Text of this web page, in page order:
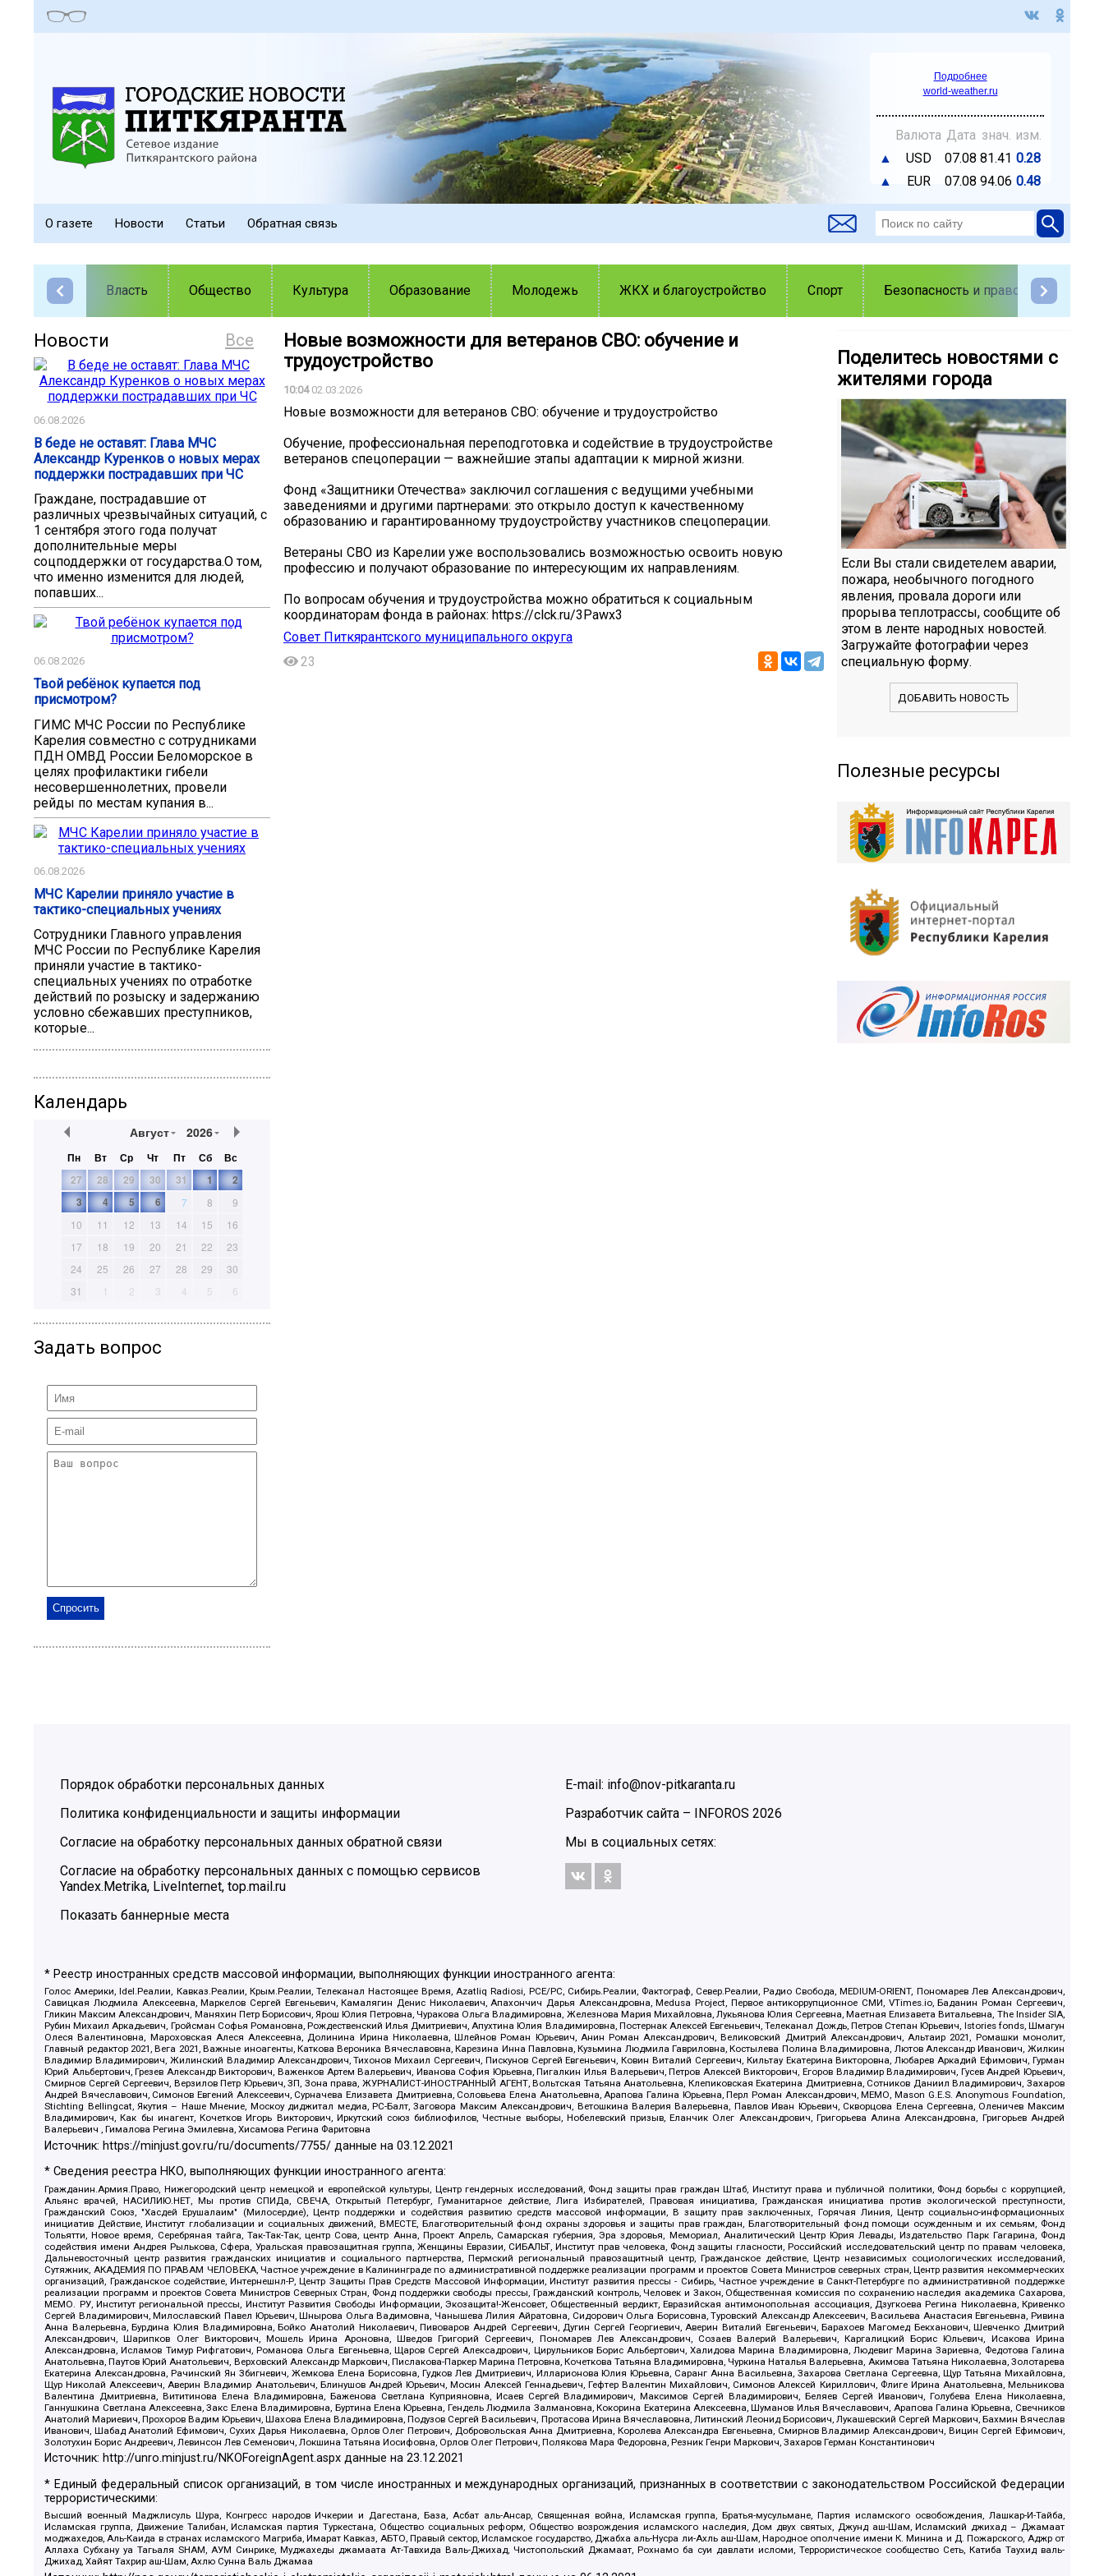
Подробнее
world-weather.ru
Валюта Дата знач. изм.
▲
USD 07.08 81.41 0.28
▲
EUR 07.08 94.06 0.48
О газете Новости Статьи Обратная связь
Власть Общество Культура Образование Молодежь ЖКХ и благоустройство Спорт Безопасность и правопорядок
Все
Новости
06.08.2026
В беде не оставят: Глава МЧС
Александр Куренков о новых мерах
поддержки пострадавших при ЧС
Граждане, пострадавшие от
различных чрезвычайных ситуаций, с
1 сентября этого года получат
дополнительные меры
соцподдержки от государства.О том,
что именно изменится для людей,
попавших...
06.08.2026
Твой ребёнок купается под
присмотром?
ГИМС МЧС России по Республике
Карелия совместно с сотрудниками
ПДН ОМВД России Беломорское в
целях профилактики гибели
несовершеннолетних, провели
рейды по местам купания в...
06.08.2026
МЧС Карелии приняло участие в
тактико-специальных учениях
Сотрудники Главного управления
МЧС России по Республике Карелия
приняли участие в тактико-
специальных учениях по отработке
действий по розыску и задержанию
условно сбежавших преступников,
которые...
Календарь
Август 2026
Пн Вт Ср Чт Пт Сб
Вс
27
28 29 30 31 1
2
3
4 5 6 7 8
9
10
11 12 13 14 15
16
17
18 19 20 21 22
23
24
25 26 27 28 29
30
31
1 2 3 4 5 6
Задать вопрос
Новые возможности для ветеранов СВО: обучение и
трудоустройство
10:0402.03.2026
Новые возможности для ветеранов СВО: обучение и трудоустройство
Обучение, профессиональная переподготовка и содействие в трудоустройстве
ветеранов спецоперации — важнейшие этапы адаптации к мирной жизни.
Фонд «Защитники Отечества» заключил соглашения с ведущими учебными
заведениями и другими партнерами: это открыло доступ к качественному
образованию и гарантированному трудоустройству участников спецоперации.
Ветераны СВО из Карелии уже воспользовались возможностью освоить новую
профессию и получают образование по интересующим их направлениям.
По вопросам обучения и трудоустройства можно обратиться к социальным
координаторам фонда в районах: https://clck.ru/3Pawx3
Совет Питкярантского муниципального округа
23
Поделитесь новостями с
жителями города
Если Вы стали свидетелем аварии,
пожара, необычного погодного
явления, провала дороги или
прорыва теплотрассы, сообщите об
этом в ленте народных новостей.
Загружайте фотографии через
специальную форму.
ДОБАВИТЬ НОВОСТЬ
Полезные ресурсы
Порядок обработки персональных данных
Политика конфиденциальности и защиты информации
Согласие на обработку персональных данных обратной связи
Согласие на обработку персональных данных с помощью сервисов
Yandex.Metrika, LiveInternet, top.mail.ru
Показать баннерные места
E-mail: info@nov-pitkaranta.ru
Разработчик сайта – INFOROS 2026
Мы в социальных сетях:
* Реестр иностранных средств массовой информации, выполняющих функции иностранного агента:
Голос Америки, Idel.Реалии, Кавказ.Реалии, Крым.Реалии, Телеканал Настоящее Время, Azatliq Radiosi, PCE/PC, Сибирь.Реалии, Фактограф, Север.Реалии, Радио Свобода, MEDIUM-ORIENT, Пономарев Лев Александрович,
Савицкая Людмила Алексеевна, Маркелов Сергей Евгеньевич, Камалягин Денис Николаевич, Апахончич Дарья Александровна, Medusa Project, Первое антикоррупционное СМИ, VTimes.io, Баданин Роман Сергеевич,
Гликин Максим Александрович, Маняхин Петр Борисович, Ярош Юлия Петровна, Чуракова Ольга Владимировна, Железнова Мария Михайловна, Лукьянова Юлия Сергеевна, Маетная Елизавета Витальевна, The Insider SIA,
Рубин Михаил Аркадьевич, Гройсман Софья Романовна, Рождественский Илья Дмитриевич, Апухтина Юлия Владимировна, Постернак Алексей Евгеньевич, Телеканал Дождь, Петров Степан Юрьевич, Istories fonds, Шмагун
Олеся Валентиновна, Мароховская Алеся Алексеевна, Долинина Ирина Николаевна, Шлейнов Роман Юрьевич, Анин Роман Александрович, Великовский Дмитрий Александрович, Альтаир 2021, Ромашки монолит,
Главный редактор 2021, Вега 2021, Важные иноагенты, Каткова Вероника Вячеславовна, Карезина Инна Павловна, Кузьмина Людмила Гавриловна, Костылева Полина Владимировна, Лютов Александр Иванович, Жилкин
Владимир Владимирович, Жилинский Владимир Александрович, Тихонов Михаил Сергеевич, Пискунов Сергей Евгеньевич, Ковин Виталий Сергеевич, Кильтау Екатерина Викторовна, Любарев Аркадий Ефимович, Гурман
Юрий Альбертович, Грезев Александр Викторович, Важенков Артем Валерьевич, Иванова София Юрьевна, Пигалкин Илья Валерьевич, Петров Алексей Викторович, Егоров Владимир Владимирович, Гусев Андрей Юрьевич,
Смирнов Сергей Сергеевич, Верзилов Петр Юрьевич, ЗП, Зона права, ЖУРНАЛИСТ-ИНОСТРАННЫЙ АГЕНТ, Вольтская Татьяна Анатольевна, Клепиковская Екатерина Дмитриевна, Сотников Даниил Владимирович, Захаров
Андрей Вячеславович, Симонов Евгений Алексеевич, Сурначева Елизавета Дмитриевна, Соловьева Елена Анатольевна, Арапова Галина Юрьевна, Перл Роман Александрович, МЕМО, Mason G.E.S. Anonymous Foundation,
Stichting Bellingcat, Якутия – Наше Мнение, Москоу диджитал медиа, РС-Балт, Заговора Максим Александрович, Ветошкина Валерия Валерьевна, Павлов Иван Юрьевич, Скворцова Елена Сергеевна, Оленичев Максим
Владимирович, Как бы инагент, Кочетков Игорь Викторович, Иркутский союз библиофилов, Честные выборы, Нобелевский призыв, Еланчик Олег Александрович, Григорьева Алина Александровна, Григорьев Андрей
Валерьевич , Гималова Регина Эмилевна, Хисамова Регина Фаритовна
Источник: https://minjust.gov.ru/ru/documents/7755/ данные на03.12.2021
* Сведения реестра НКО, выполняющих функции иностранного агента:
Гражданин.Армия.Право, Нижегородский центр немецкой и европейской культуры, Центр гендерных исследований, Фонд защиты прав граждан Штаб, Институт права и публичной политики, Фонд борьбы с коррупцией,
Альянс врачей, НАСИЛИЮ.НЕТ, Мы против СПИДа, СВЕЧА, Открытый Петербург, Гуманитарное действие, Лига Избирателей, Правовая инициатива, Гражданская инициатива против экологической преступности,
Гражданский Союз, "Хасдей Ерушалаим" (Милосердие), Центр поддержки и содействия развитию средств массовой информации, В защиту прав заключенных, Горячая Линия, Центр социально-информационных
инициатив Действие, Институт глобализации и социальных движений, ВМЕСТЕ, Благотворительный фонд охраны здоровья и защиты прав граждан, Благотворительный фонд помощи осужденным и их семьям, Фонд
Тольятти, Новое время, Серебряная тайга, Так-Так-Так, центр Сова, центр Анна, Проект Апрель, Самарская губерния, Эра здоровья, Мемориал, Аналитический Центр Юрия Левады, Издательство Парк Гагарина, Фонд
содействия имени Андрея Рылькова, Сфера, Уральская правозащитная группа, Женщины Евразии, СИБАЛЬТ, Институт прав человека, Фонд защиты гласности, Российский исследовательский центр по правам человека,
Дальневосточный центр развития гражданских инициатив и социального партнерства, Пермский региональный правозащитный центр, Гражданское действие, Центр независимых социологических исследований,
Сутяжник, АКАДЕМИЯ ПО ПРАВАМ ЧЕЛОВЕКА, Частное учреждение в Калининграде по административной поддержке реализации программ и проектов Совета Министров северных стран, Центр развития некоммерческих
организаций, Гражданское содействие, Интернешнл-Р, Центр Защиты Прав Средств Массовой Информации, Институт развития прессы - Сибирь, Частное учреждение в Санкт-Петербурге по административной поддержке
реализации программ и проектов Совета Министров Северных Стран, Фонд поддержки свободы прессы, Гражданский контроль, Человек и Закон, Общественная комиссия по сохранению наследия академика Сахарова,
МЕМО. РУ, Институт региональной прессы, Институт Развития Свободы Информации, Экозащита!-Женсовет, Общественный вердикт, Евразийская антимонопольная ассоциация, Дзугкоева Регина Николаевна, Кривенко
Сергей Владимирович, Милославский Павел Юрьевич, Шнырова Ольга Вадимовна, Чанышева Лилия Айратовна, Сидорович Ольга Борисовна, Туровский Александр Алексеевич, Васильева Анастасия Евгеньевна, Ривина
Анна Валерьевна, Бурдина Юлия Владимировна, Бойко Анатолий Николаевич, Пивоваров Андрей Сергеевич, Дугин Сергей Георгиевич, Аверин Виталий Евгеньевич, Барахоев Магомед Бекханович, Шевченко Дмитрий
Александрович, Шарипков Олег Викторович, Мошель Ирина Ароновна, Шведов Григорий Сергеевич, Пономарев Лев Александрович, Созаев Валерий Валерьевич, Каргалицкий Борис Юльевич, Исакова Ирина
Александровна, Исламов Тимур Рифгатович, Романова Ольга Евгеньевна, Щаров Сергей Алексадрович, Цирульников Борис Альбертович, Халидова Марина Владимировна, Людевиг Марина Зариевна, Федотова Галина
Анатольевна, Паутов Юрий Анатольевич, Верховский Александр Маркович, Пислакова-Паркер Марина Петровна, Кочеткова Татьяна Владимировна, Чуркина Наталья Валерьевна, Акимова Татьяна Николаевна, Золотарева
Екатерина Александровна, Рачинский Ян Збигневич, Жемкова Елена Борисовна, Гудков Лев Дмитриевич, Илларионова Юлия Юрьевна, Саранг Анна Васильевна, Захарова Светлана Сергеевна, Щур Татьяна Михайловна,
Щур Николай Алексеевич, Аверин Владимир Анатольевич, Блинушов Андрей Юрьевич, Мосин Алексей Геннадьевич, Гефтер Валентин Михайлович, Симонов Алексей Кириллович, Флиге Ирина Анатольевна, Мельникова
Валентина Дмитриевна, Вититинова Елена Владимировна, Баженова Светлана Куприяновна, Исаев Сергей Владимирович, Максимов Сергей Владимирович, Беляев Сергей Иванович, Голубева Елена Николаевна,
Ганнушкина Светлана Алексеевна, Закс Елена Владимировна, Буртина Елена Юрьевна, Гендель Людмила Залмановна, Кокорина Екатерина Алексеевна, Шуманов Илья Вячеславович, Арапова Галина Юрьевна, Свечников
Анатолий Мариевич, Прохоров Вадим Юрьевич, Шахова Елена Владимировна, Подузов Сергей Васильевич, Протасова Ирина Вячеславовна, Литинский Леонид Борисович, Лукашевский Сергей Маркович, Бахмин Вячеслав
Иванович, Шабад Анатолий Ефимович, Сухих Дарья Николаевна, Орлов Олег Петрович, Добровольская Анна Дмитриевна, Королева Александра Евгеньевна, Смирнов Владимир Александрович, Вицин Сергей Ефимович,
Золотухин Борис Андреевич, Левинсон Лев Семенович, Локшина Татьяна Иосифовна, Орлов Олег Петрович, Полякова Мара Федоровна, Резник Генри Маркович, Захаров Герман Константинович
Источник: http://unro.minjust.ru/NKOForeignAgent.aspx данные на23.12.2021
* Единый федеральный список организаций, в том числе иностранных и международных организаций, признанных в соответствии с законодательством Российской Федерации
террористическими:
Высший военный Маджлисуль Шура, Конгресс народов Ичкерии и Дагестана, База, Асбат аль-Ансар, Священная война, Исламская группа, Братья-мусульмане, Партия исламского освобождения, Лашкар-И-Тайба,
Исламская группа, Движение Талибан, Исламская партия Туркестана, Общество социальных реформ, Общество возрождения исламского наследия, Дом двух святых, Джунд аш-Шам, Исламский джихад – Джамаат
моджахедов, Аль-Каида в странах исламского Магриба, Имарат Кавказ, АБТО, Правый сектор, Исламское государство, Джабха аль-Нусра ли-Ахль аш-Шам, Народное ополчение имени К. Минина и Д. Пожарского, Аджр от
Аллаха Субхану уа Тагьаля SHAM, АУМ Синрике, Муджахеды джамаата Ат-Тавхида Валь-Джихад, Чистопольский Джамаат, Рохнамо ба суи давлати исломи, Террористическое сообщество Сеть, Катиба Таухид валь-
Джихад, Хайят Тахрир аш-Шам, Ахлю Сунна Валь Джамаа